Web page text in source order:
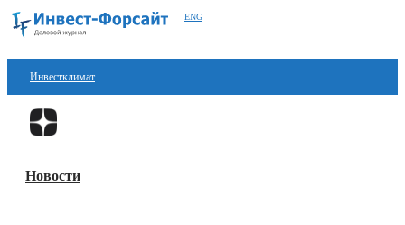
ENG
Инвестклимат
Финансы
Блокчейн
Новости